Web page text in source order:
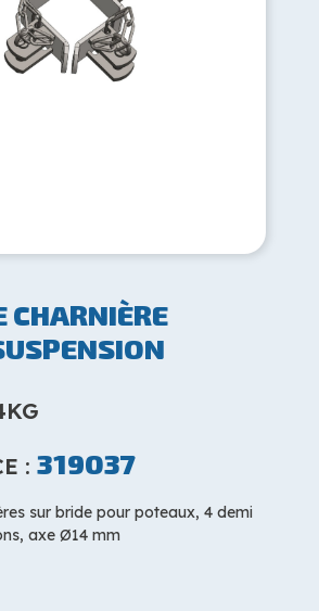
CHARNIÈRE
: 319037
sur bride pour poteaux, 4 demi
axe Ø14 mm